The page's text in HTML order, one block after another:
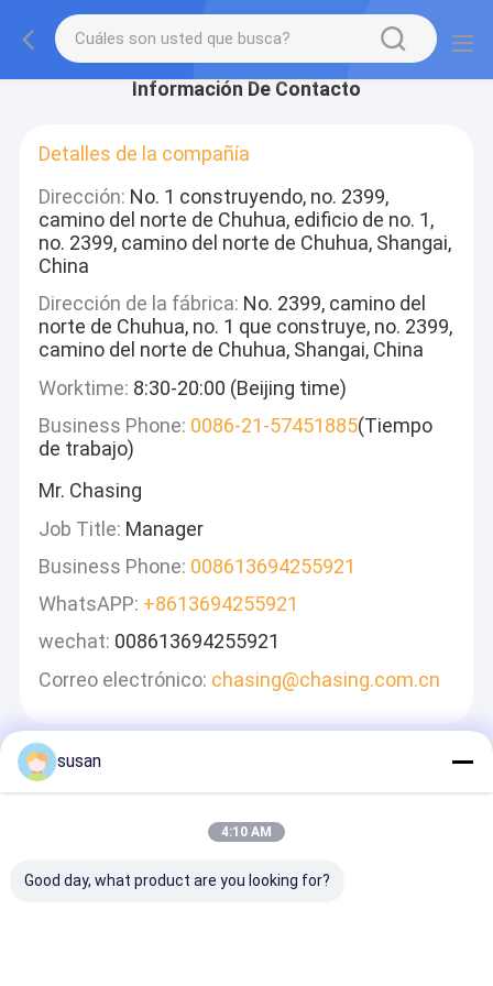
Información De Contacto
Detalles de la compañía
Dirección: No. 1 construyendo, no. 2399,
camino del norte de Chuhua, edificio de no. 1,
no. 2399, camino del norte de Chuhua, Shangai,
China
Dirección de la fábrica: No. 2399, camino del
norte de Chuhua, no. 1 que construye, no. 2399,
camino del norte de Chuhua, Shangai, China
Worktime: 8:30-20:00 (Beijing time)
Business Phone: 0086-21-57451885(Tiempo
de trabajo)
Mr. Chasing
Job Title: Manager
Business Phone: 008613694255921
WhatsAPP: +8613694255921
wechat: 008613694255921
Correo electrónico: chasing@chasing.com.cn
Le Responderemos Rápidamente
susan
4:10 AM
Good day, what product are you looking for?